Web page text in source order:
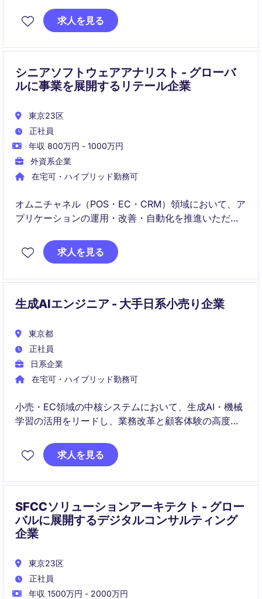
て、技術分野の成長に貢献する重要なポジションで
す。
求人を見る
シニアソフトウェアアナリスト - グローバ
ルに事業を展開するリテール企業
東京23区
正社員
年収 800万円 - 1000万円
外資系企業
在宅可・ハイブリッド勤務可
オムニチャネル（POS・EC・CRM）領域において、ア
プリケーションの運用・改善・自動化を推進いただく
DevOpsの考え方に基づき、テスト戦略・ベンダー管
求人を見る
生成AIエンジニア - 大手日系小売り企業
東京都
正社員
日系企業
在宅可・ハイブリッド勤務可
小売・EC領域の中核システムにおいて、生成AI・機械
学習の活用をリードし、業務改革と顧客体験の高度化
運用までを一貫して担い、グローバルにスケールする
ソリューションを実現します。
求人を見る
SFCCソリューションアーキテクト - グロー
バルに展開するデジタルコンサルティング
企業
東京23区
正社員
年収 1500万円 - 2000万円